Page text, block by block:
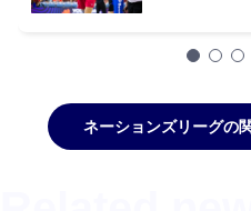
ネーションズリーグの